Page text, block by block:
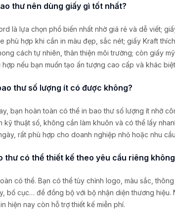
thư nên dùng giấy gì tốt nhất?
là lựa chọn phổ biến nhất nhờ giá rẻ và dễ viết;
phù hợp khi cần in màu đẹp, sắc nét; giấy Kraft
cách tự nhiên, thân thiện môi trường; còn giấy
hợp nếu bạn muốn tạo ấn tượng cao cấp và khác
thư số lượng ít có được không?
bạn hoàn toàn có thể in bao thư số lượng ít nhờ
kỹ thuật số, không cần làm khuôn và có thể lấy
rất phù hợp cho doanh nghiệp nhỏ hoặc nhu
thư có thể thiết kế theo yêu cầu riêng
có thể. Bạn có thể tùy chỉnh logo, màu sắc, thông
bố cục… để đồng bộ với bộ nhận diện thương hiệu.
hiện nay còn hỗ trợ thiết kế miễn phí.